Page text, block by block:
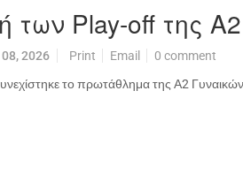
των Play-off της
2026 Print Email 0 comment
το πρωτάθλημα της Α2